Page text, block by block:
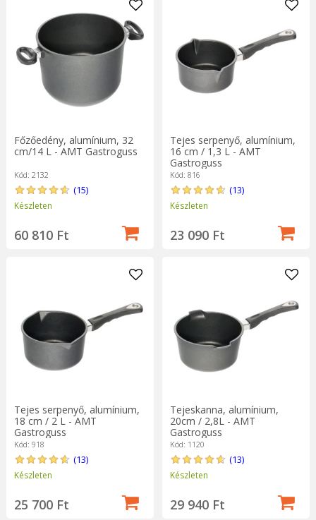
Főzőedény, alumínium, 32
cm/14 L - AMT Gastroguss
Kód: 2132
(15)
Készleten
60 810 Ft
Tejes serpenyő, alumínium,
16 cm / 1,3 L - AMT
Gastroguss
Kód: 816
(13)
Készleten
23 090 Ft
Tejes serpenyő, alumínium,
18 cm / 2 L - AMT
Gastroguss
Kód: 918
(13)
Készleten
25 700 Ft
Tejeskanna, alumínium,
20cm / 2,8L - AMT
Gastroguss
Kód: 1120
(13)
Készleten
29 940 Ft